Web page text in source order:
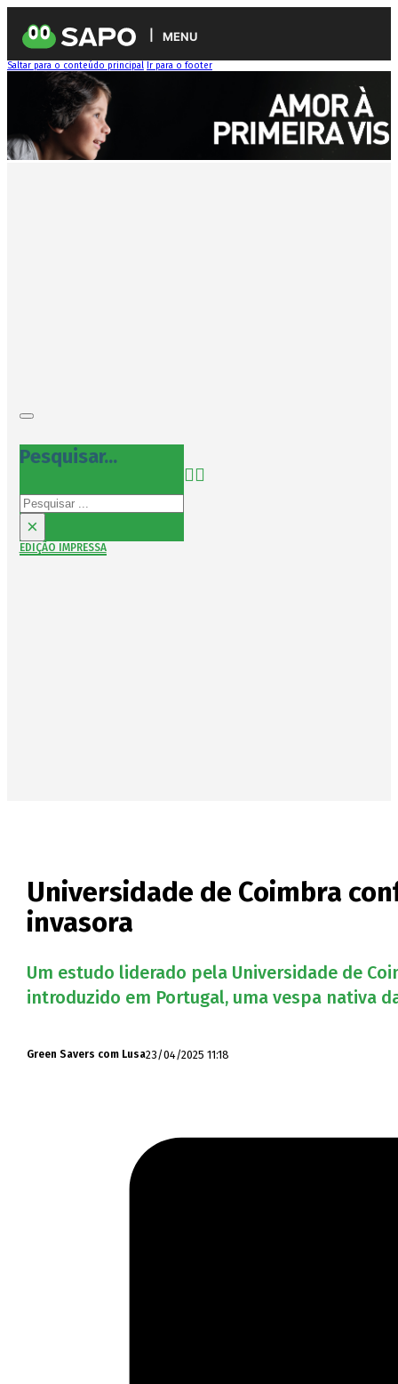
MENU
Saltar para o conteúdo principal Ir para o footer
Pesquisar...
Pesquisar
×
EDIÇÃO IMPRESSA
Universidade de Coimbra
invasora
Um estudo liderado pela Universidade de
introduzido em Portugal, uma vespa nativa
Green Savers com Lusa23/04/2025 11:18